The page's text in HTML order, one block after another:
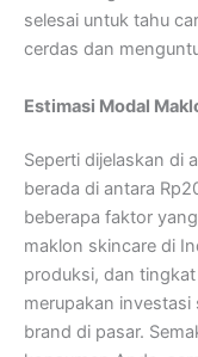
selesai untuk tahu
cerdas dan
Estimasi Modal
Seperti dijelaskan di
berada di antara
beberapa faktor
maklon skincare di
produksi, dan
merupakan
brand di pasar.